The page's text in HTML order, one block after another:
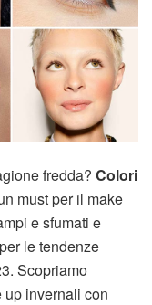
fredda? Colori
must per il make
e sfumati e
le tendenze
Scopriamo
up invernali con